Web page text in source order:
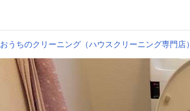
おうちのクリーニング（ハウスクリーニング専門店）